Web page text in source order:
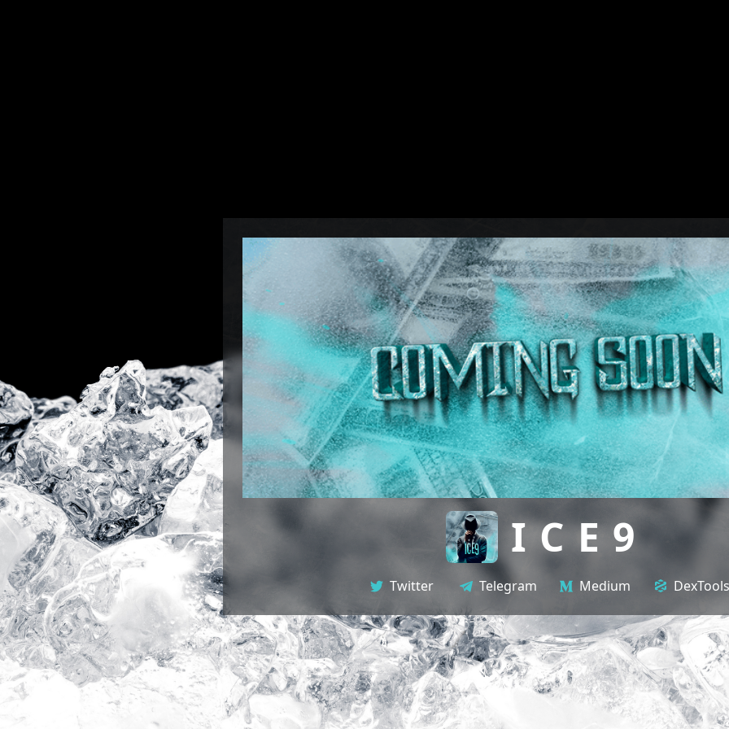
ICE9
Twitter Telegram Medium DexTools